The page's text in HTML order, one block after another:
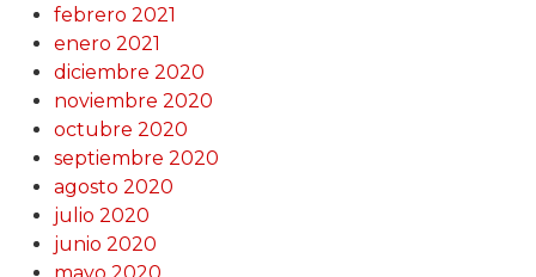
febrero 2021
enero 2021
diciembre 2020
noviembre 2020
octubre 2020
septiembre 2020
agosto 2020
julio 2020
junio 2020